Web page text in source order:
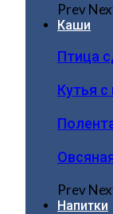
Prev
Каши
Птица
Кутья
Prev
Напитки